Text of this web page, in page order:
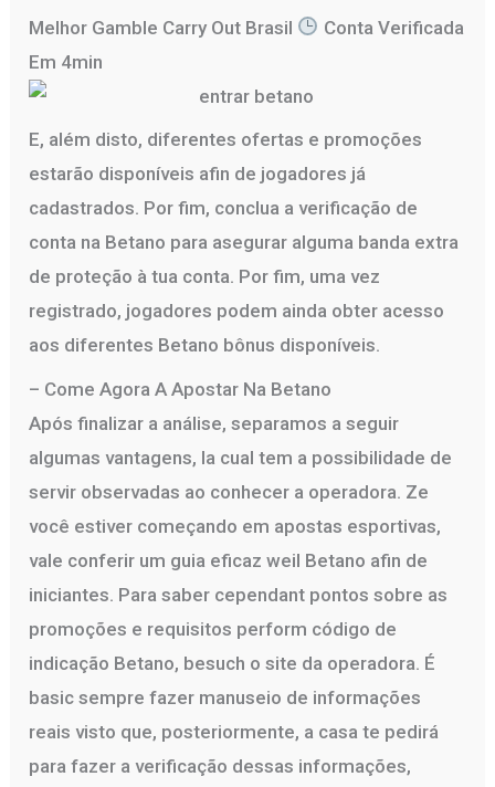
Melhor Gamble Carry Out Brasil
Conta Verificada
Em 4min
E, além disto, diferentes ofertas e promoções
estarão disponíveis afin de jogadores já
cadastrados. Por fim, conclua a verificação de
conta na Betano para asegurar alguma banda extra
de proteção à tua conta. Por fim, uma vez
registrado, jogadores podem ainda obter acesso
aos diferentes Betano bônus disponíveis.
– Come Agora A Apostar Na Betano
Após finalizar a análise, separamos a seguir
algumas vantagens, la cual tem a possibilidade de
servir observadas ao conhecer a operadora. Ze
você estiver começando em apostas esportivas,
vale conferir um guia eficaz weil Betano afin de
iniciantes. Para saber cependant pontos sobre as
promoções e requisitos perform código de
indicação Betano, besuch o site da operadora. É
basic sempre fazer manuseio de informações
reais visto que, posteriormente, a casa te pedirá
para fazer a verificação dessas informações,